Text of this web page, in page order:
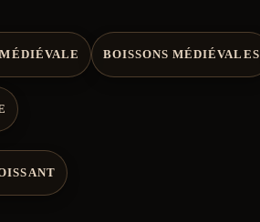
BOISSONS MÉDIÉVALES